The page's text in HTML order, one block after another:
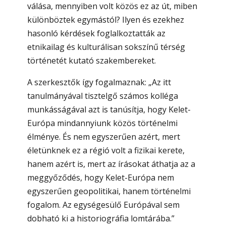
válása, mennyiben volt közös ez az út, miben
különböztek egymástól? Ilyen és ezekhez
hasonló kérdések foglalkoztatták az
etnikailag és kulturálisan sokszínű térség
történetét kutató szakembereket.
A szerkesztők így fogalmaznak: „Az itt
tanulmányával tisztelgő számos kolléga
munkásságával azt is tanúsítja, hogy Kelet-
Európa mindannyiunk közös történelmi
élménye. És nem egyszerűen azért, mert
életünknek ez a régió volt a fizikai kerete,
hanem azért is, mert az írásokat áthatja az a
meggyőződés, hogy Kelet-Európa nem
egyszerűen geopolitikai, hanem történelmi
fogalom. Az egységesülő Európával sem
dobható ki a historiográfia lomtárába.”